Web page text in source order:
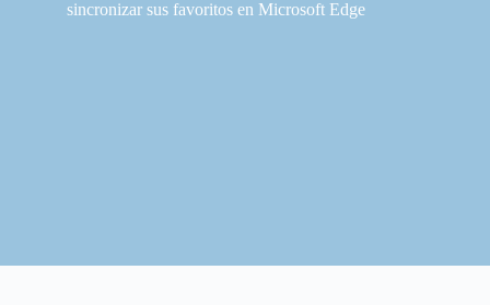
sincronizar sus favoritos en Microsoft Edge